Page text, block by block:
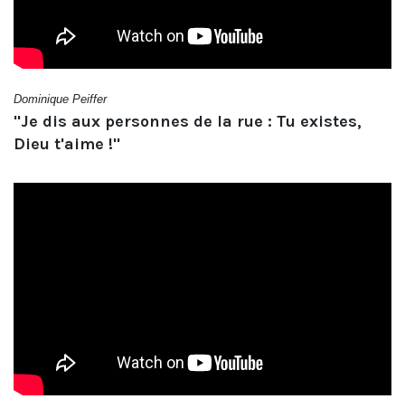
Dominique Peiffer
"Je dis aux personnes de la rue : Tu existes,
Dieu t'aime !"